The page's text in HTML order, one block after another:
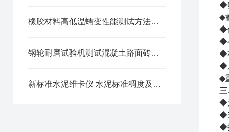
橡胶材料高低温蠕变性能测试方法高低温拉力试验机
钢轮耐磨试验机测试混凝土路面砖耐磨试验方法
新标准水泥维卡仪 水泥标准稠度及凝结时间测定仪使用维护
◆
◆
◆
◆
◆
◆
◆
◆
◆